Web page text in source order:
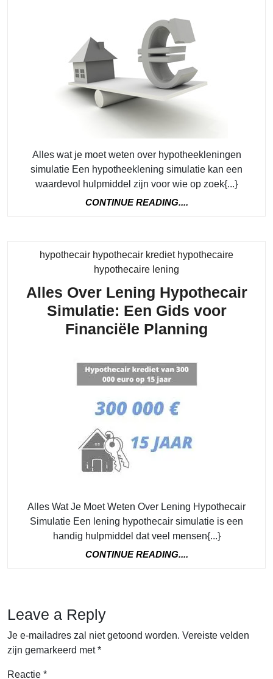
Alles wat je moet weten over hypotheekleningen
simulatie Een hypotheeklening simulatie kan een
waardevol hulpmiddel zijn voor wie op zoek{...}
CONTINUE READING....
hypothecair hypothecair krediet hypothecaire
hypothecaire lening
Alles Over Lening Hypothecair
Simulatie: Een Gids voor
Financiële Planning
Alles Wat Je Moet Weten Over Lening Hypothecair
Simulatie Een lening hypothecair simulatie is een
handig hulpmiddel dat veel mensen{...}
CONTINUE READING....
Leave a Reply
Je e-mailadres zal niet getoond worden. Vereiste velden
zijn gemarkeerd met*
Reactie *